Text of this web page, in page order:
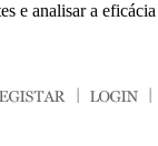
e analisar a